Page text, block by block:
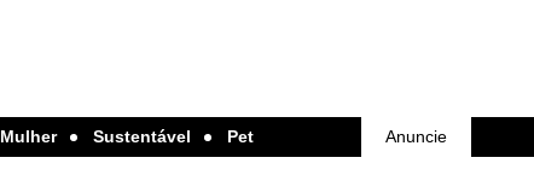
Mulher Sustentável Pet Anuncie